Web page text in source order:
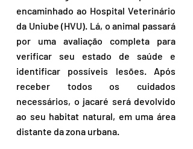
encaminhado ao Hospital Veterinário
da Uniube (HVU). Lá, o animal passará
por uma avaliação completa para
verificar seu estado de saúde e
identificar possíveis lesões. Após
receber todos os cuidados
necessários, o jacaré será devolvido
ao seu habitat natural, em uma área
distante da zona urbana.